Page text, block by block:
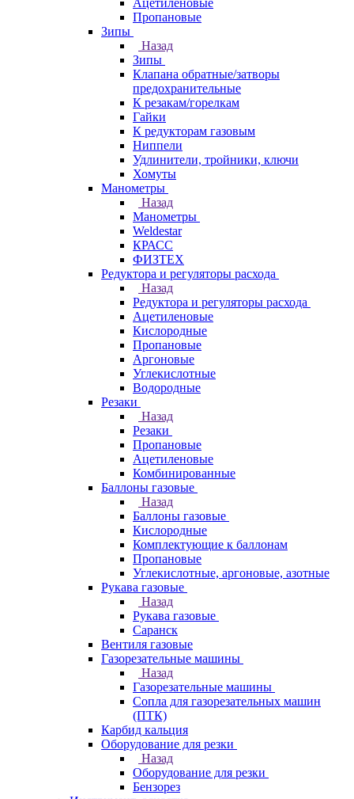
Ацетиленовые
Пропановые
Зипы
Назад
Зипы
Клапана обратные/затворы
предохранительные
К резакам/горелкам
Гайки
К редукторам газовым
Ниппели
Удлинители, тройники, ключи
Хомуты
Манометры
Назад
Манометры
Weldestar
КРАСС
ФИЗТЕХ
Редуктора и регуляторы расхода
Назад
Редуктора и регуляторы расхода
Ацетиленовые
Кислородные
Пропановые
Аргоновые
Углекислотные
Водородные
Резаки
Назад
Резаки
Пропановые
Ацетиленовые
Комбинированные
Баллоны газовые
Назад
Баллоны газовые
Кислородные
Комплектующие к баллонам
Пропановые
Углекислотные, аргоновые, азотные
Рукава газовые
Назад
Рукава газовые
Саранск
Вентиля газовые
Газорезательные машины
Назад
Газорезательные машины
Сопла для газорезательных машин
(ПТК)
Карбид кальция
Оборудование для резки
Назад
Оборудование для резки
Бензорез